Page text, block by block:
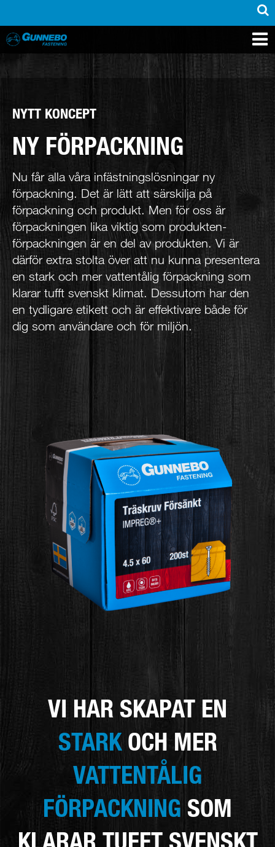
PRODUKTER
SUPPORT
KONTAKT
NYTT KONCEPT
NY FÖRPACKNING
Nu får alla våra infästningslösningar ny
förpackning. Det är lätt att särskilja på
förpackning och produkt. Men för oss är
förpackningen lika viktig som produkten-
förpackningen är en del av produkten. Vi är
därför extra stolta över att nu kunna presentera
en stark och mer vattentålig förpackning som
klarar tufft svenskt klimat. Dessutom har den
en tydligare etikett och är effektivare både för
dig som användare och för miljön.
VI HAR SKAPAT EN
STARKOCH MER
VATTENTÅLIG
FÖRPACKNING SOM
KLARAR TUFFT SVENSKT